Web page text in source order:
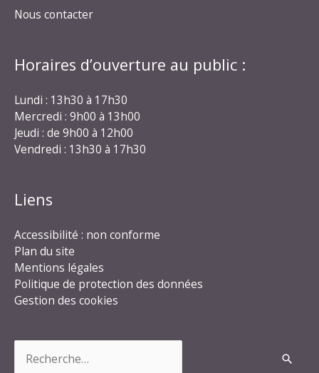
Nous contacter
Horaires d’ouverture au public :
Lundi : 13h30 à 17h30
Mercredi : 9h00 à 13h00
Jeudi : de 9h00 à 12h00
Vendredi : 13h30 à 17h30
Liens
Accessibilité : non conforme
Plan du site
Mentions légales
Politique de protection des données
Gestion des cookies